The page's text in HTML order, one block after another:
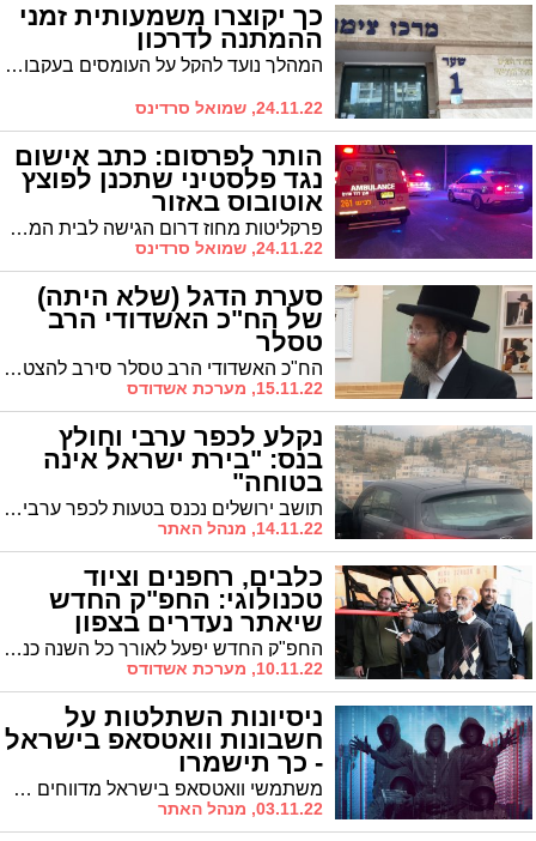
כך יקוצרו משמעותית זמני
ההמתנה לדרכון
המהלך נועד להקל על העומסים בעקבות הביקוש הגבוה לדרכונים. כך תוכלו להנפיק דרכון זמני בזריזות
24.11.22, שמואל סרדינס
הותר לפרסום: כתב אישום
נגד פלסטיני שתכנן לפוצץ
אוטובוס באזור
פרקליטות מחוז דרום הגישה לבית המשפט המחוזי בבאר שבע, כתב אישום נגד פתחי זקות (31) מרפיח, לאחר שהתברר כי תכנן לבצע פיגוע באוטובוס שנוסע בין בילו לאשקלון
24.11.22, שמואל סרדינס
סערת הדגל (שלא היתה)
של הח"כ האשדודי הרב
טסלר
הח"כ האשדודי הרב טסלר סירב להצטלם ליד הדגל ועורר סערה. לאחר מכן התברר: היתה אי הבנה
15.11.22, מערכת אשדודס
נקלע לכפר ערבי וחולץ
בנס: "בירת ישראל אינה
בטוחה"
תושב ירושלים נכנס בטעות לכפר ערבי במזרח ירושלים ונחלץ בידי כח משטרתי שכלל גם רכב 'מסוערב' * קרוב משפחתו תושב אשדוד שסייע במאמצי החילוץ ל'אשדודס': "למרבה הבושה בירת ישראל אינה בטוחה"
14.11.22, מנהל האתר
כלבים, רחפנים וציוד
טכנולוגי: החפ"ק החדש
שיאתר נעדרים בצפון
החפ"ק החדש יפעל לאורך כל השנה כנקודת הזנקה לאיתור נעדרים בכל אזור הצפון. "כמעט כל יום יש נעדר חדש"
10.11.22, מערכת אשדודס
ניסיונות השתלטות על
חשבונות וואטסאפ בישראל
- כך תישמרו
משתמשי וואטסאפ בישראל מדווחים על ניסיונות השתלטות על חשבונות, ניסיונות המגיעים מחו"ל. על פי הדיווח שהגיע למערכת משתמשים מקבלים הודעה כי עליהם למסור קוד אימות שהתקבל בהודעה רגילה - שליחת הקוד מעבירה את השליטה בחשבון לגורמים זרים שמשביתים את החשבון
03.11.22, מנהל האתר